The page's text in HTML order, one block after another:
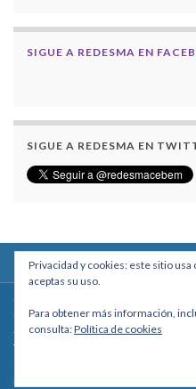
SIGUE A REDESMA EN
SIGUE A REDESMA EN
Calle Macario Pinilla # 2588 esq. Av.
- La Paz, Bolivia
Teléfono: +591 2431818 - Celular:
Privacidad y cookies: este sitio usa
aceptas su uso.
Para obtener más información,
consulta:Política de cookies